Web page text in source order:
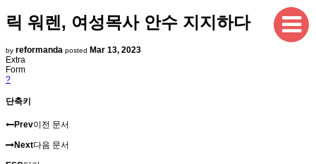
릭 워렌, 여성목사 안수 지지하다
by reformanda posted Mar 13, 2023
Extra
Form
?
단축키
Prev이전 문서
Next다음 문서